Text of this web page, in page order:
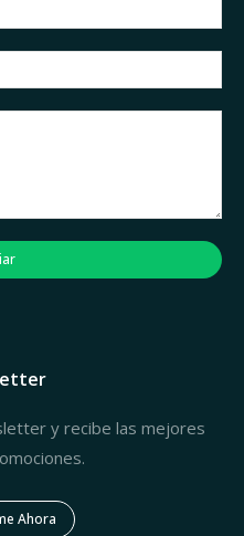
y recibe las mejores
Ahora